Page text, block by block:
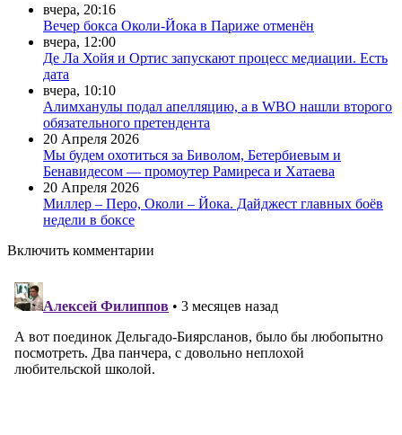
вчера, 20:16
Вечер бокса Околи-Йока в Париже отменён
вчера, 12:00
Де Ла Хойя и Ортис запускают процесс медиации. Есть
дата
вчера, 10:10
Алимханулы подал апелляцию, а в WBO нашли второго
обязательного претендента
20 Апреля 2026
Мы будем охотиться за Биволом, Бетербиевым и
Бенавидесом — промоутер Рамиреса и Хатаева
20 Апреля 2026
Миллер – Перо, Околи – Йока. Дайджест главных боёв
недели в боксе
Включить комментарии